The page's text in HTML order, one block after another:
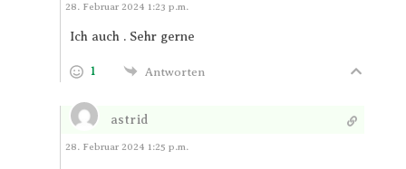
Antworten
28. Februar 2024 1:23 p.m.
Ich auch . Sehr gerne
1 Antworten
astrid
Antworten
28. Februar 2024 1:25 p.m.